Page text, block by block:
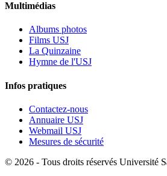
Multimédias
Albums photos
Films USJ
La Quinzaine
Hymne de l'USJ
Infos pratiques
Contactez-nous
Annuaire USJ
Webmail USJ
Mesures de sécurité
© 2026 - Tous droits réservés Université